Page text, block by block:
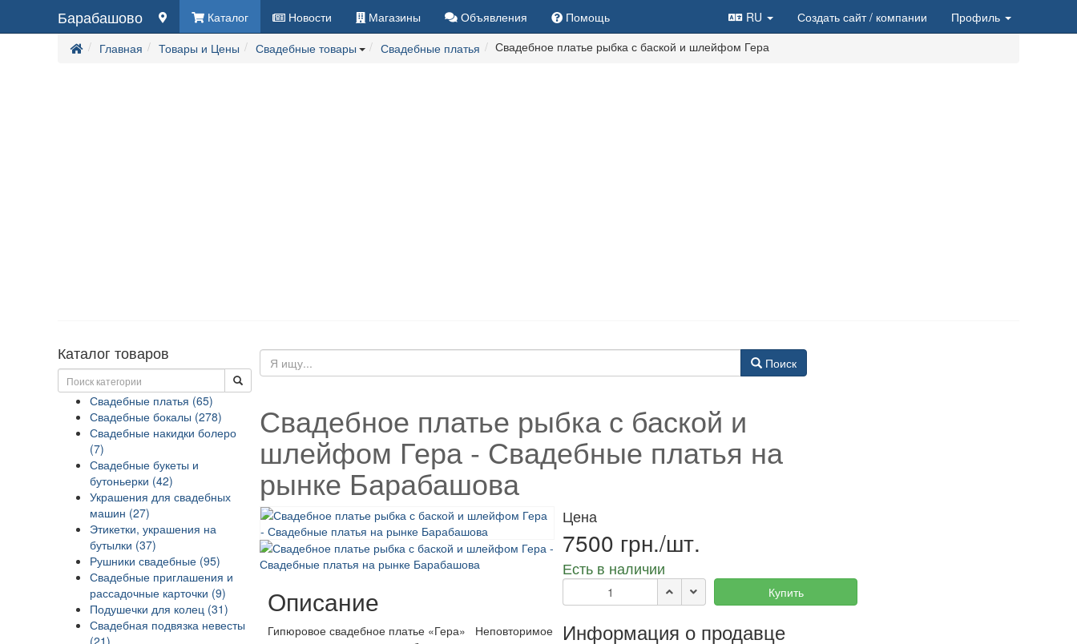
Барабашово Каталог Новости Магазины Объявления Помощь RU Создать сайт/ компании
Профиль
Главная
Товары и Цены Свадебные товары Свадебные платья Свадебное платье рыбка с баской и шлейфом Гера
Поиск
Свадебное платье рыбка с баской и
шлейфом Гера - Свадебные платья на
рынке Барабашова
Описание
Гипюровое свадебное платье «Гера» Неповторимое
Цена
7500 грн./шт.
Есть в наличии
Купить
Информация о продавце
Каталог товаров
Свадебные платья (65)
Свадебные бокалы (278)
Свадебные накидки болеро
(7)
Свадебные букеты и
бутоньерки (42)
Украшения для свадебных
машин (27)
Этикетки, украшения на
бутылки (37)
Рушники свадебные (95)
Свадебные приглашения и
рассадочные карточки (9)
Подушечки для колец (31)
Свадебная подвязка невесты